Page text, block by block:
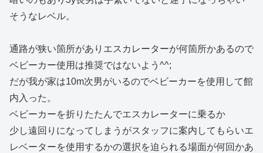
そうなレベル。
通路が狭い箇所がありエスカレーターが何箇所かあるので
ベビーカー使用は推奨ではないよう^^;
だが我が家は10m次男がいるのでベビーカーを使用して館
内入った。
ベビーカーを折りたたんでエスカレーターに乗るか
少し遠回りになってしまうがスタッフに案内してもらいエ
レベーターを使用するかの選択を迫られる場面が何回かあ